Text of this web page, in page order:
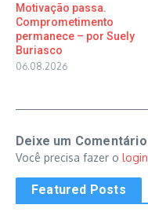
Motivação passa.
Comprometimento
permanece – por Suely
Buriasco
06.08.2026
Deixe um Comentário
Você precisa fazer o login
Featured Posts